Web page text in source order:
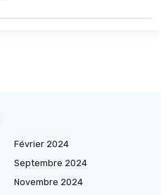
Février 2024
Septembre 2024
Novembre 2024